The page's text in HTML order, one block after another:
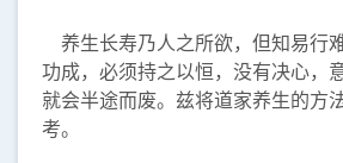
养生长寿乃人之所欲，但知易行
功成，必须持之以恒，没有决心，
就会半途而废。兹将道家养生的方
考。